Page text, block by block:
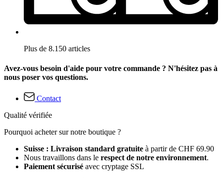
Plus de 8.150 articles
Avez-vous besoin d'aide pour votre commande ? N'hésitez pas à
nous poser vos questions.
Contact
Qualité vérifiée
Pourquoi acheter sur notre boutique ?
Suisse : Livraison standard gratuite à partir de CHF 69.90
Nous travaillons dans le respect de notre environnement.
Paiement sécurisé avec cryptage SSL